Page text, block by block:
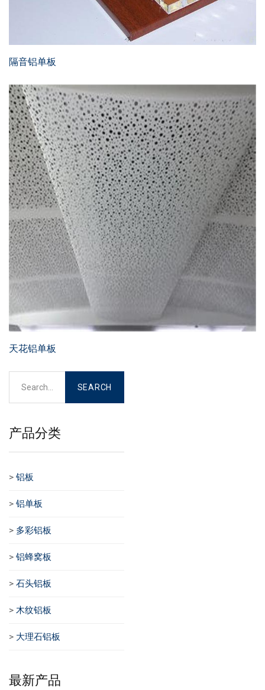
隔音铝单板
天花铝单板
产品分类
> 铝板
> 铝单板
> 多彩铝板
> 铝蜂窝板
> 石头铝板
> 木纹铝板
> 大理石铝板
最新产品